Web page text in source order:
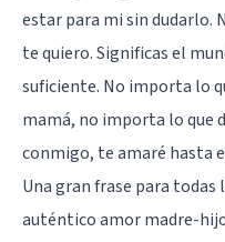
estar para mi sin dudarlo.
te quiero. Significas el
suficiente. No importa lo
mamá, no importa lo que
conmigo, te amaré hasta
Una gran frase para todas
auténtico amor madre-